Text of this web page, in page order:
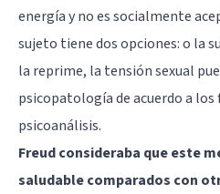
energía y no es socialmente
sujeto tiene dos opciones: o la
la reprime, la tensión sexual
psicopatología de acuerdo a
psicoanálisis.
Freud consideraba que este
saludable comparados con